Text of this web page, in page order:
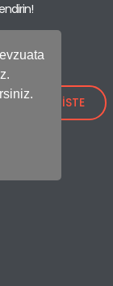
No: 21,
TEKLİF İSTE